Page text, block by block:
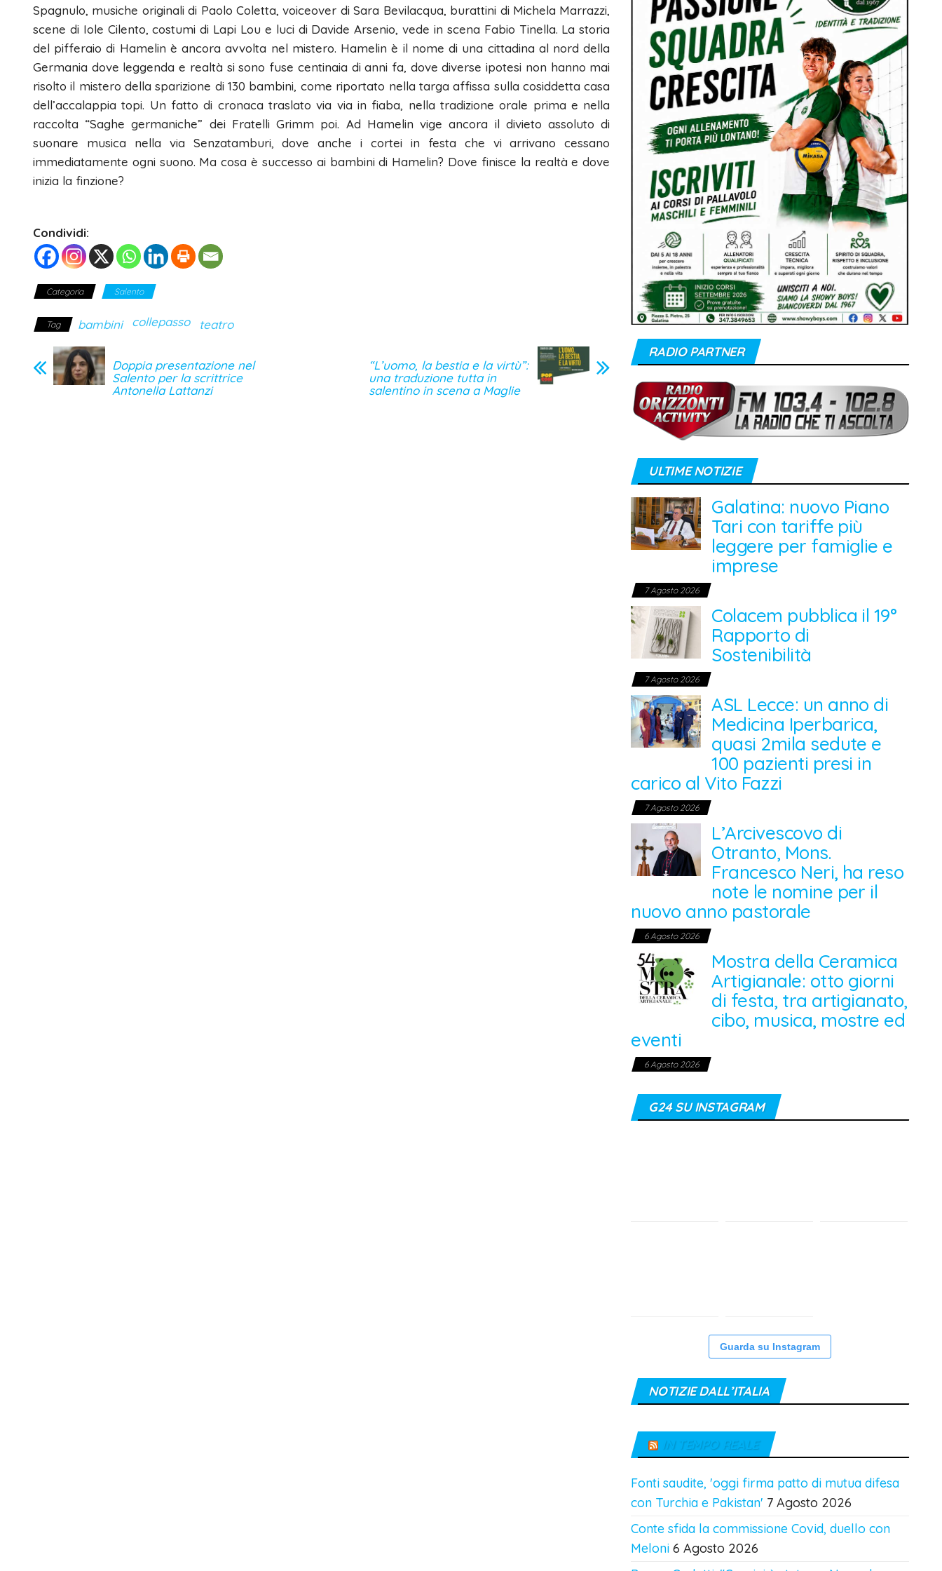
Spagnulo, musiche originali di Paolo Coletta, voiceover di Sara Bevilacqua, burattini di Michela Marrazzi,
scene di Iole Cilento, costumi di Lapi Lou e luci di Davide Arsenio, vede in scena Fabio Tinella. La storia
del pifferaio di Hamelin è ancora avvolta nel mistero. Hamelin è il nome di una cittadina al nord della
Germania dove leggenda e realtà si sono fuse centinaia di anni fa, dove diverse ipotesi non hanno mai
risolto il mistero della sparizione di 130 bambini, come riportato nella targa affissa sulla cosiddetta casa
dell’accalappia topi. Un fatto di cronaca traslato via via in fiaba, nella tradizione orale prima e nella
raccolta “Saghe germaniche” dei Fratelli Grimm poi. Ad Hamelin vige ancora il divieto assoluto di
suonare musica nella via Senzatamburi, dove anche i cortei in festa che vi arrivano cessano
immediatamente ogni suono. Ma cosa è successo ai bambini di Hamelin? Dove finisce la realtà e dove
inizia la finzione?
Condividi:
Categoria Salento
Tag bambini collepasso teatro
Doppia presentazione nel
Salento per la scrittrice
Antonella Lattanzi
“L’uomo, la bestia e la virtù”:
una traduzione tutta in
salentino in scena a Maglie
RADIO PARTNER
ULTIME NOTIZIE
Galatina: nuovo Piano
Tari con tariffe più
leggere per famiglie e
imprese
7 Agosto 2026
Colacem pubblica il 19°
Rapporto di
Sostenibilità
7 Agosto 2026
ASL Lecce: un anno di
Medicina Iperbarica,
quasi 2mila sedute e
100 pazienti presi in
carico al Vito Fazzi
7 Agosto 2026
L’Arcivescovo di
Otranto, Mons.
Francesco Neri, ha reso
note le nomine per il
nuovo anno pastorale
6 Agosto 2026
Mostra della Ceramica
Artigianale: otto giorni
di festa, tra artigianato,
cibo, musica, mostre ed
eventi
6 Agosto 2026
G24 SU INSTAGRAM
Guarda su Instagram
NOTIZIE DALL’ITALIA
IN TEMPO REALE
Fonti saudite, 'oggi firma patto di mutua difesa
con Turchia e Pakistan' 7 Agosto 2026
Conte sfida la commissione Covid, duello con
Meloni 6 Agosto 2026